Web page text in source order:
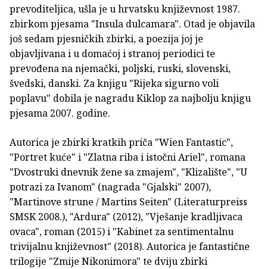
prevoditeljica, ušla je u hrvatsku književnost 1987.
zbirkom pjesama "Insula dulcamara". Otad je objavila
još sedam pjesničkih zbirki, a poezija joj je
objavljivana i u domaćoj i stranoj periodici te
prevođena na njemački, poljski, ruski, slovenski,
švedski, danski. Za knjigu "Rijeka sigurno voli
poplavu" dobila je nagradu Kiklop za najbolju knjigu
pjesama 2007. godine.
Autorica je zbirki kratkih priča "Wien Fantastic",
"Portret kuće" i "Zlatna riba i istočni Ariel", romana
"Dvostruki dnevnik žene sa zmajem", "Klizalište", "U
potrazi za Ivanom" (nagrada "Gjalski" 2007),
"Martinove strune / Martins Seiten" (Literaturpreiss
SMSK 2008.), "Ardura" (2012), "Vješanje kradljivaca
ovaca", roman (2015) i "Kabinet za sentimentalnu
trivijalnu književnost" (2018). Autorica je fantastične
trilogije "Zmije Nikonimora" te dviju zbirki